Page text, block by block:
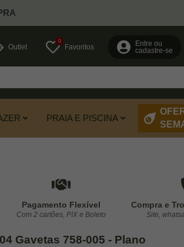
Outlet
0
Favoritos
Entre ou
cadastre-se
PRAIA E PISCINA
Pagamento Flexível
Com 2 cartões, PIX e Boleto
Compra e
Site,
Gavetas 758-005 - Plano